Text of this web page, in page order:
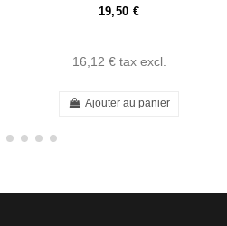
19,50 €
16,12 € tax excl.
Ajouter au panier